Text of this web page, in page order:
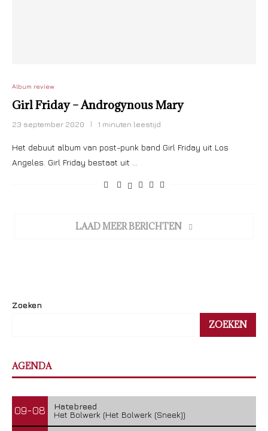
Album review
Girl Friday – Androgynous Mary
23 september 2020 1 minuten leestijd
Het debuut album van post-punk band Girl Friday uit Los
Angeles. Girl Friday bestaat uit …
LAAD MEER BERICHTEN
Zoeken
ZOEKEN
AGENDA
09-08
Hatebreed
Het Bolwerk (Het Bolwerk (Sneek))